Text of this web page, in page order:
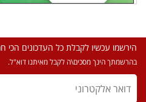
הירשמו עכשיו לקבלת כל העדכונים הכי
בהרשמתך הינך מסכים\ה לקבל מאיתנו דוא"ל.